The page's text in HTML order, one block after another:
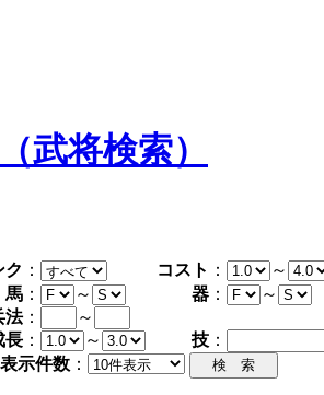
武将検索）
ク ： コスト ： ～
馬 ： ～ 器 ：
～
法：
～
長 ： ～ 技 ：
表示件数 ：